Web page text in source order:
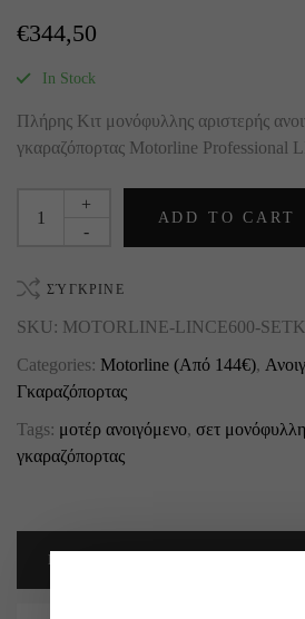
€344,50
In Stock
Πλήρης Κιτ μονόφυλλης αριστερής
γκαραζόπορτας Motorline Professional
-
+
ADD TO CART
ΣΎΓΚΡΙΝΕ
SKU: MOTORLINE-LINCE600-
Categories: Motorline (Από 144€),
Γκαραζόπορτας
Tags: μοτέρ ανοιγόμενο, σετ
γκαραζόπορτας